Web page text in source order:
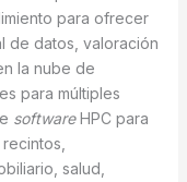
para ofrecer
de datos, valoración
la nube de
para múltiples
softwareHPC para
salud,